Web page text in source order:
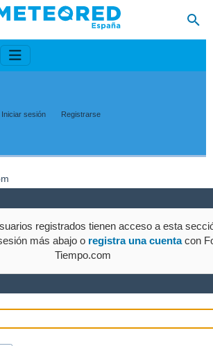
Iniciar sesión Registrarse
registrados tienen acceso a esta
más abajo o registra una cuentacon
Tiempo.com